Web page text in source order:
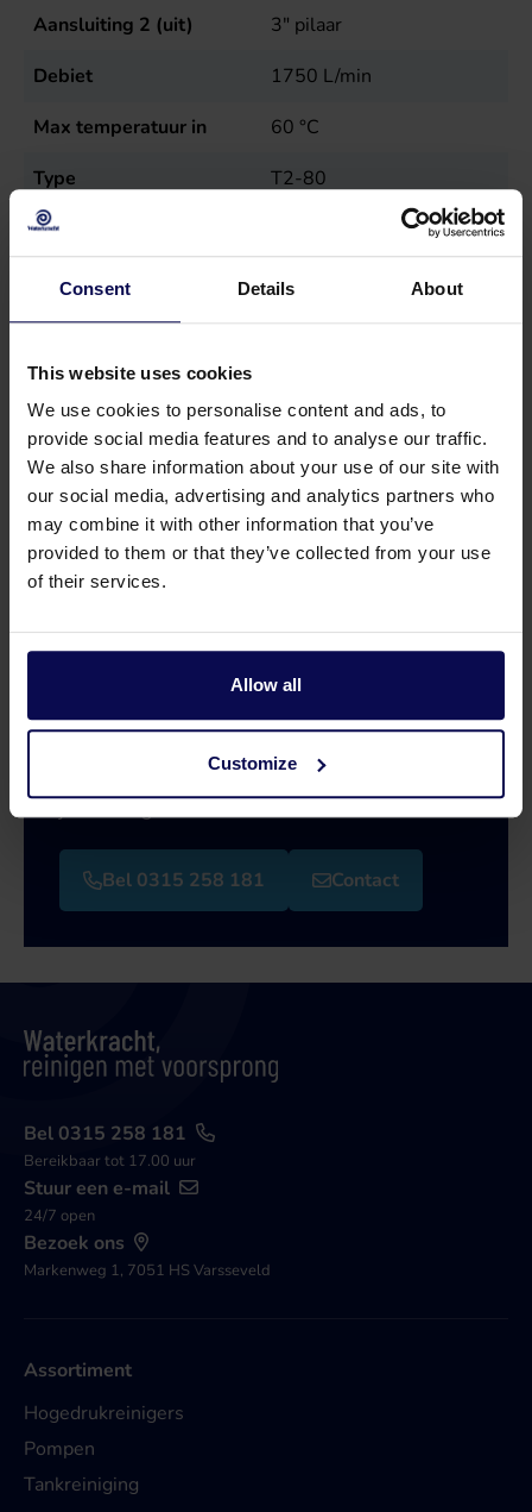
Consent Details About
This website uses cookies
We use cookies to personalise content and ads, to
provide social media features and to analyse our traffic.
We also share information about your use of our site with
our social media, advertising and analytics partners who
may combine it with other information that you’ve
provided to them or that they’ve collected from your use
of their services.
Allow all
Customize
Aansluiting 2 (uit)
3" pilaar
Debiet
1750 L/min
Max temperatuur in
60 °C
Type
T2-80
Verkoopeenheid
Vermogen
30
Heb je een vraag of hulp nodig?
zoektocht naar een oplossing die aansluit op
jouw vraagstuk!
Bel 0315 258 181 Contact
Bel 0315 258 181
Bereikbaar tot 17.00 uur
Stuur een e-mail
24/7 open
Bezoek ons
Markenweg 1, 7051 HS Varsseveld
Assortiment
Hogedrukreinigers
Pompen
Tankreiniging